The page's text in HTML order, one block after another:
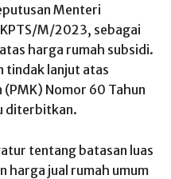
Menteri
M/2023, sebagai
harga rumah subsidi.
tindak lanjut atas
Nomor 60 Tahun
diterbitkan.
tentang batasan luas
harga jual rumah umum